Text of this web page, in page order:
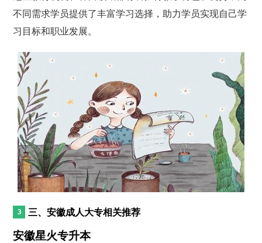
不同需求学员提供了丰富学习选择，助力学员实现自己学
习目标和职业发展。
三、安徽成人大专相关推荐
安徽星火专升本